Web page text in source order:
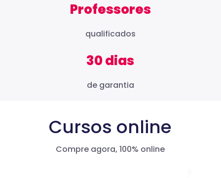
Professores
qualificados
30 dias
de garantia
Cursos online
Compre agora, 100% online